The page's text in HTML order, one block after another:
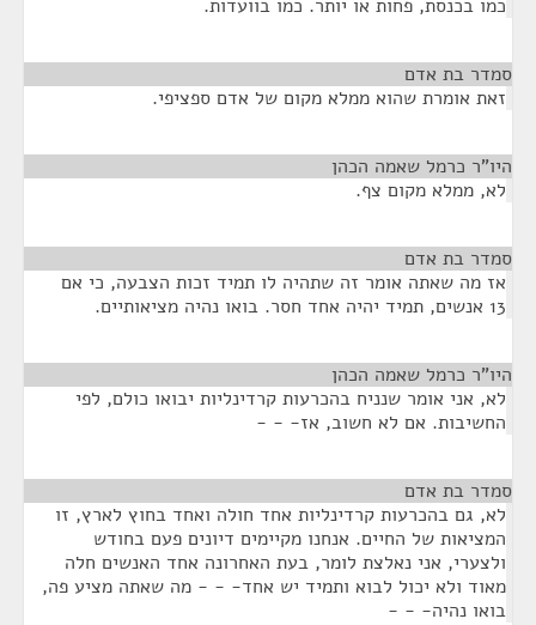
כמו בכנסת, פחות או יותר. כמו בוועדות.
סמדר בת אדם
זאת אומרת שהוא ממלא מקום של אדם ספציפי.
היו"ר כרמל שאמה הכהן
לא, ממלא מקום צף.
סמדר בת אדם
אז מה שאתה אומר זה שתהיה לו תמיד זכות הצבעה, כי אם
13 אנשים, תמיד יהיה אחד חסר. בואו נהיה מציאותיים.
היו"ר כרמל שאמה הכהן
לא, אני אומר שנניח בהכרעות קרדינליות יבואו כולם, לפי
החשיבות. אם לא חשוב, אז- - -
סמדר בת אדם
לא, גם בהכרעות קרדינליות אחד חולה ואחד בחוץ לארץ, זו
המציאות של החיים. אנחנו מקיימים דיונים פעם בחודש
ולצערי, אני נאלצת לומר, בעת האחרונה אחד האנשים חלה
מאוד ולא יכול לבוא ותמיד יש אחד- - - מה שאתה מציע פה,
בואו נהיה- - -